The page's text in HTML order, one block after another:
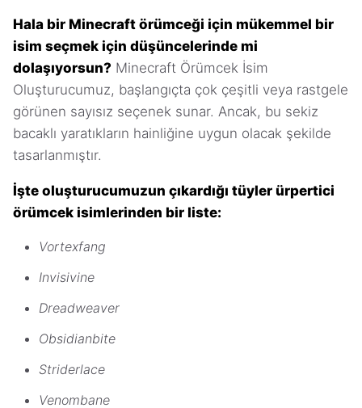
Hala bir Minecraft örümceği için mükemmel bir
isim seçmek için düşüncelerinde mi
dolaşıyorsun? Minecraft Örümcek İsim
Oluşturucumuz, başlangıçta çok çeşitli veya rastgele
görünen sayısız seçenek sunar. Ancak, bu sekiz
bacaklı yaratıkların hainliğine uygun olacak şekilde
tasarlanmıştır.
İşte oluşturucumuzun çıkardığı tüyler ürpertici
örümcek isimlerinden bir liste:
Vortexfang
Invisivine
Dreadweaver
Obsidianbite
Striderlace
Venombane